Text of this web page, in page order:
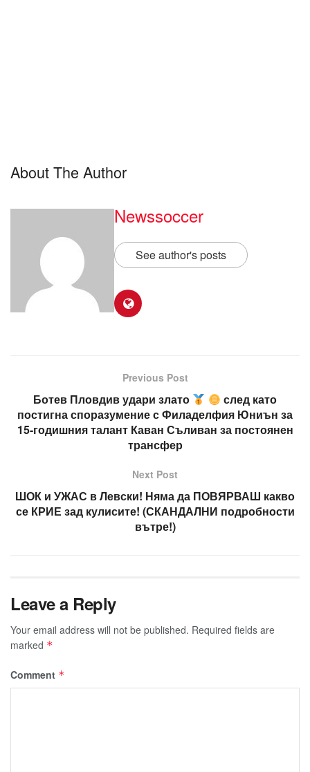
About The Author
Newssoccer
See author's posts
Previous Post
Ботев Пловдив удари злато
след като
постигна споразумение с Филаделфия Юниън за
15-годишния талант Каван Съливан за постоянен
трансфер
Next Post
ШОК и УЖАС в Левски! Няма да ПОВЯРВАШ какво
се КРИЕ зад кулисите! (СКАНДАЛНИ подробности
вътре!)
Leave a Reply
Your email address will not be published. Required fields are
marked *
Comment *